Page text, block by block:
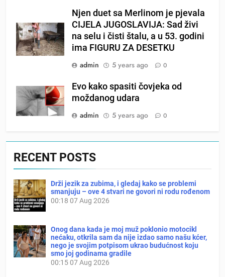
Njen duet sa Merlinom je pjevala
CIJELA JUGOSLAVIJA: Sad živi
na selu i čisti štalu, a u 53. godini
ima FIGURU ZA DESETKU
admin
5 years ago 0
Evo kako spasiti čovjeka od
moždanog udara
admin
5 years ago 0
RECENT POSTS
Drži jezik za zubima, i gledaj kako se problemi
smanjuju – ove 4 stvari ne govori ni rodu rođenom
00:18 07 Aug 2026
Onog dana kada je moj muž poklonio motocikl
nećaku, otkrila sam da nije izdao samo našu kćer,
nego je svojim potpisom ukrao budućnost koju
smo joj godinama gradile
00:1507 Aug 2026